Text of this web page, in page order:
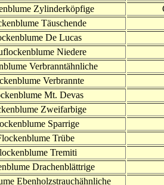
Zylinderköpfige
Täuschende
De Lucas
Niedere
Verbranntähnliche
Verbrannte
Mt. Devas
Zweifarbige
Sparrige
Trübe
Tremiti
Drachenblättrige
Ebenholzstrauchähnliche